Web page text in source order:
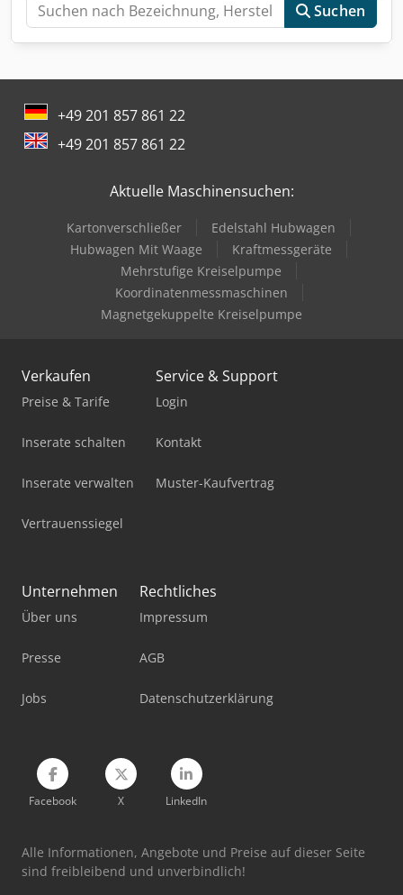
Suchen
+49 201 857 861 22
+49 201 857 861 22
Aktuelle Maschinensuchen:
Kartonverschließer
Edelstahl Hubwagen
Hubwagen Mit Waage
Kraftmessgeräte
Mehrstufige Kreiselpumpe
Koordinatenmessmaschinen
Magnetgekuppelte Kreiselpumpe
Verkaufen
Preise & Tarife
Inserate schalten
Inserate verwalten
Vertrauenssiegel
Service & Support
Login
Kontakt
Muster-Kaufvertrag
Unternehmen
Über uns
Presse
Jobs
Rechtliches
Impressum
AGB
Datenschutzerklärung
Facebook X LinkedIn
Alle Informationen, Angebote und Preise auf dieser Seite
sind freibleibend und unverbindlich!